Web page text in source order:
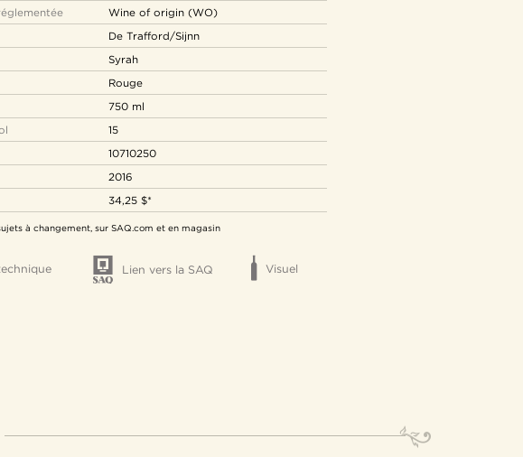
Wine of origin (WO)
De Trafford/Sijnn
Syrah
Rouge
750 ml
15
10710250
2016
34,25 $*
à changement, sur SAQ.com et en magasin
Lien vers la SAQ Visuel